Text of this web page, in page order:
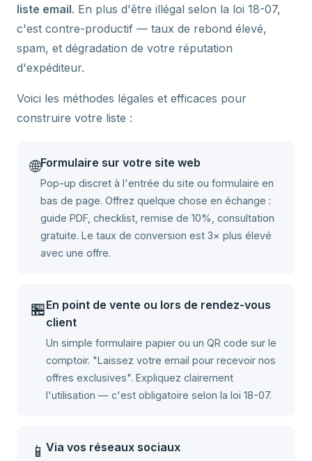
liste email. En plus d'être illégal selon la loi 18-07,
c'est contre-productif — taux de rebond élevé,
spam, et dégradation de votre réputation
d'expéditeur.
Voici les méthodes légales et efficaces pour
construire votre liste :
🌐Formulaire sur votre site web
Pop-up discret à l'entrée du site ou formulaire en
bas de page. Offrez quelque chose en échange :
guide PDF, checklist, remise de 10%, consultation
gratuite. Le taux de conversion est 3× plus élevé
avec une offre.
🏪En point de vente ou lors de rendez-vous
client
Un simple formulaire papier ou un QR code sur le
comptoir. "Laissez votre email pour recevoir nos
offres exclusives". Expliquez clairement
l'utilisation — c'est obligatoire selon la loi 18-07.
📱 Via vos réseaux sociaux